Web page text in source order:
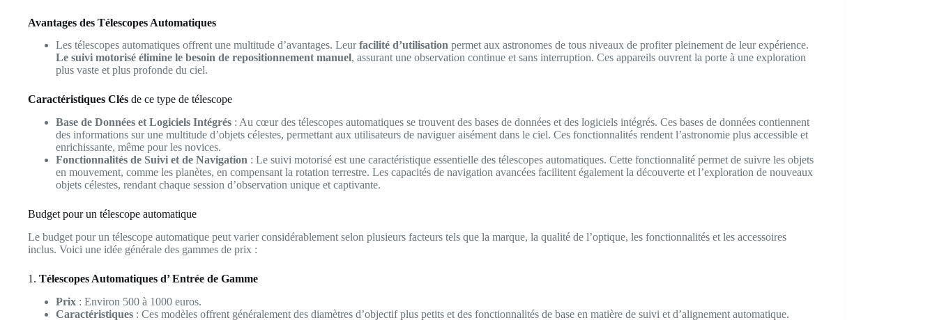
Avantages des Télescopes Automatiques
Les télescopes automatiques offrent une multitude d’avantages. Leurfacilité d’utilisation permet aux astronomes de tous niveaux de profiter pleinement de leur expérience.
Le suivi motorisé élimine le besoin de repositionnement manuel, assurant une observation continue et sans interruption. Ces appareils ouvrent la porte à une exploration
plus vaste et plus profonde du ciel.
Caractéristiques Clés de ce type de télescope
Base de Données et Logiciels Intégrés : Au cœur des télescopes automatiques se trouvent des bases de données et des logiciels intégrés. Ces bases de données contiennent
des informations sur une multitude d’objets célestes, permettant aux utilisateurs de naviguer aisément dans le ciel. Ces fonctionnalités rendent l’astronomie plus accessible et
enrichissante, même pour les novices.
Fonctionnalités de Suivi et de Navigation : Le suivi motorisé est une caractéristique essentielle des télescopes automatiques. Cette fonctionnalité permet de suivre les objets
en mouvement, comme les planètes, en compensant la rotation terrestre. Les capacités de navigation avancées facilitent également la découverte et l’exploration de nouveaux
objets célestes, rendant chaque session d’observation unique et captivante.
Budget pour un télescope automatique
Le budget pour un télescope automatique peut varier considérablement selon plusieurs facteurs tels que la marque, la qualité de l’optique, les fonctionnalités et les accessoires
inclus. Voici une idée générale des gammes de prix :
1. Télescopes Automatiques d’ Entrée de Gamme
Prix : Environ 500 à 1000 euros.
Caractéristiques : Ces modèles offrent généralement des diamètres d’objectif plus petits et des fonctionnalités de base en matière de suivi et d’alignement automatique.